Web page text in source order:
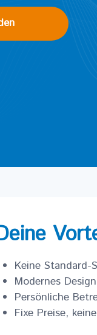
Keine
Modernes
Persönliche
Fixe Preise,